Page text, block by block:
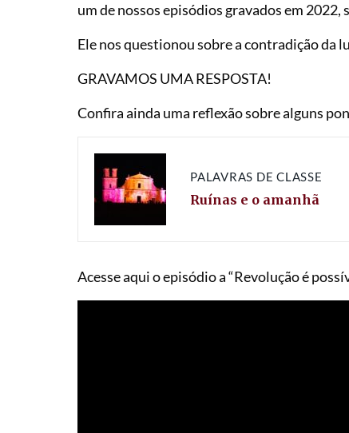
um de nossos episódios gravados em 2022,
Ele nos questionou sobre a contradição da
GRAVAMOS UMA RESPOSTA!
Confira ainda uma reflexão sobre alguns
PALAVRAS DE CLASSE
Ruínas e o amanhã
Acesse aqui o episódio a “Revolução é